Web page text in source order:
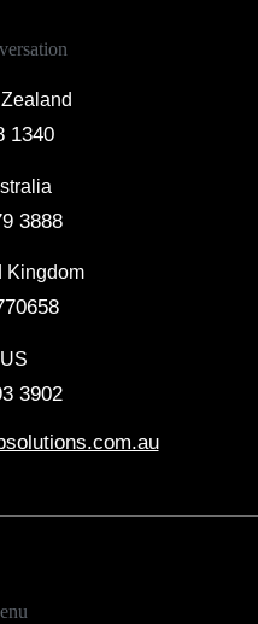
1340
3888
Kingdom
US
3902